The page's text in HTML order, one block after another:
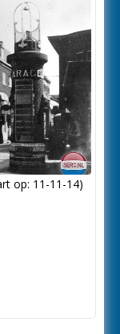
op: 11-11-14)